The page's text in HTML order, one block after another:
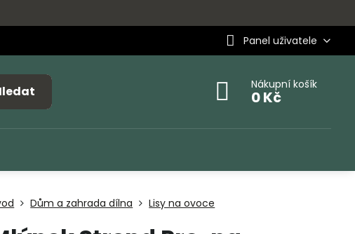
Panel uživatele
Nákupní košík
0 Kč
Dům a zahrada dílna Lisy na ovoce